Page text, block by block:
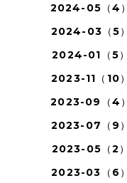
2024-05（4）
2024-03（5）
2024-01（5）
2023-11（10）
2023-09（4）
2023-07（9）
2023-05（2）
2023-03（6）